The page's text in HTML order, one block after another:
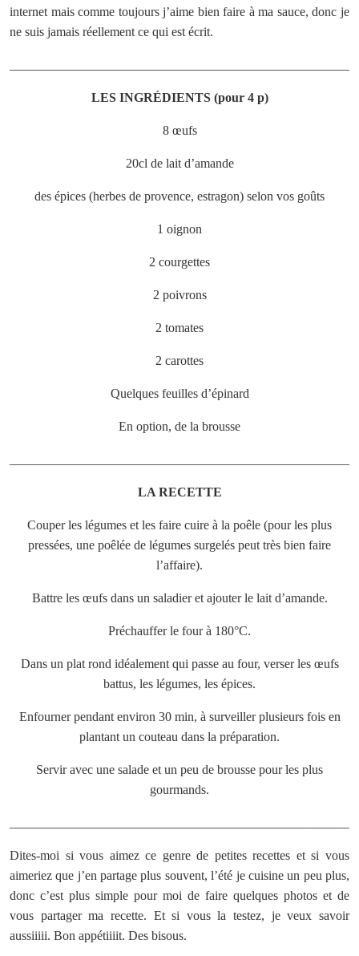
internet mais comme toujours j’aime bien faire à ma sauce, donc je
ne suis jamais réellement ce qui est écrit.
LES INGRÉDIENTS (pour 4 p)
8 œufs
20cl de lait d’amande
des épices (herbes de provence, estragon) selon vos goûts
1 oignon
2 courgettes
2 poivrons
2 tomates
2 carottes
Quelques feuilles d’épinard
En option, de la brousse
LA RECETTE
Couper les légumes et les faire cuire à la poêle (pour les plus
pressées, une poêlée de légumes surgelés peut très bien faire
l’affaire).
Battre les œufs dans un saladier et ajouter le lait d’amande.
Préchauffer le four à 180°C.
Dans un plat rond idéalement qui passe au four, verser les œufs
battus, les légumes, les épices.
Enfourner pendant environ 30 min, à surveiller plusieurs fois en
plantant un couteau dans la préparation.
Servir avec une salade et un peu de brousse pour les plus
gourmands.
Dites-moi si vous aimez ce genre de petites recettes et si vous
aimeriez que j’en partage plus souvent, l’été je cuisine un peu plus,
donc c’est plus simple pour moi de faire quelques photos et de
vous partager ma recette. Et si vous la testez, je veux savoir
aussiiiii. Bon appétiiiit. Des bisous.